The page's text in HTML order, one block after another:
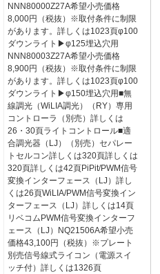
NNN80000Z27A希望小売価格
8,000円（税抜）※取付条件に制限
があります。詳しくは1023頁φ100
ダウンライト▶φ125埋込穴用
NNN80003Z27A希望小売価格
8,900円（税抜）※取付条件に制限
があります。詳しくは1023頁φ100
ダウンライト▶φ150埋込穴用■無
線調光（WiLIA調光）（RY）専用
コントローラ（別売）詳しくは
26・30頁ライトコントロール■適
合調光器（LJ）（別売）セパレー
トセルコン詳しくは320頁詳しくは
320頁詳しくは42頁PiPit/PWM信号
変換インターフェース（LJ）詳し
くは26頁WiLIA/PWM信号変換イン
ターフェース（LJ）詳しくは14頁
リベコムPWM信号変換インターフ
ェース（LJ）NQ21506A希望小売
価格43,100円（税抜）※プレート
別売信号線式ライコン（電源スイ
ッチ付）詳しくは1326頁